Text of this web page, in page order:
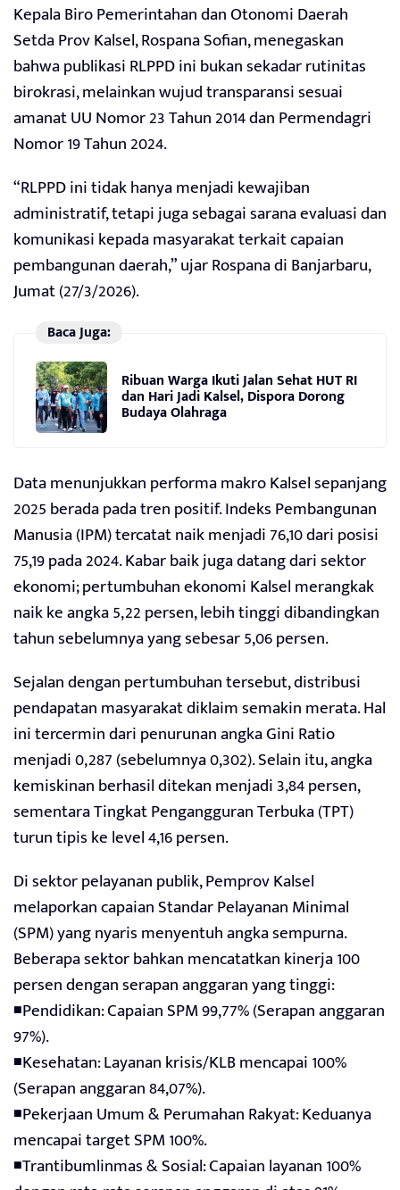
Kepala Biro Pemerintahan dan Otonomi Daerah
Setda Prov Kalsel, Rospana Sofian, menegaskan
bahwa publikasi RLPPD ini bukan sekadar rutinitas
birokrasi, melainkan wujud transparansi sesuai
amanat UU Nomor 23 Tahun 2014 dan Permendagri
Nomor 19 Tahun 2024.
“RLPPD ini tidak hanya menjadi kewajiban
administratif, tetapi juga sebagai sarana evaluasi dan
komunikasi kepada masyarakat terkait capaian
pembangunan daerah,” ujar Rospana di Banjarbaru,
Jumat (27/3/2026).
Baca Juga:
Ribuan Warga Ikuti Jalan Sehat HUT RI
dan Hari Jadi Kalsel, Dispora Dorong
Budaya Olahraga
Data menunjukkan performa makro Kalsel sepanjang
2025 berada pada tren positif. Indeks Pembangunan
Manusia (IPM) tercatat naik menjadi 76,10 dari posisi
75,19 pada 2024. Kabar baik juga datang dari sektor
ekonomi; pertumbuhan ekonomi Kalsel merangkak
naik ke angka 5,22 persen, lebih tinggi dibandingkan
tahun sebelumnya yang sebesar 5,06 persen.
Sejalan dengan pertumbuhan tersebut, distribusi
pendapatan masyarakat diklaim semakin merata. Hal
ini tercermin dari penurunan angka Gini Ratio
menjadi 0,287 (sebelumnya 0,302). Selain itu, angka
kemiskinan berhasil ditekan menjadi 3,84 persen,
sementara Tingkat Pengangguran Terbuka (TPT)
turun tipis ke level 4,16 persen.
Di sektor pelayanan publik, Pemprov Kalsel
melaporkan capaian Standar Pelayanan Minimal
(SPM) yang nyaris menyentuh angka sempurna.
Beberapa sektor bahkan mencatatkan kinerja 100
persen dengan serapan anggaran yang tinggi:
◾Pendidikan: Capaian SPM 99,77% (Serapan anggaran
97%).
◾Kesehatan: Layanan krisis/KLB mencapai 100%
(Serapan anggaran 84,07%).
◾Pekerjaan Umum & Perumahan Rakyat: Keduanya
mencapai target SPM 100%.
◾Trantibumlinmas & Sosial: Capaian layanan 100%